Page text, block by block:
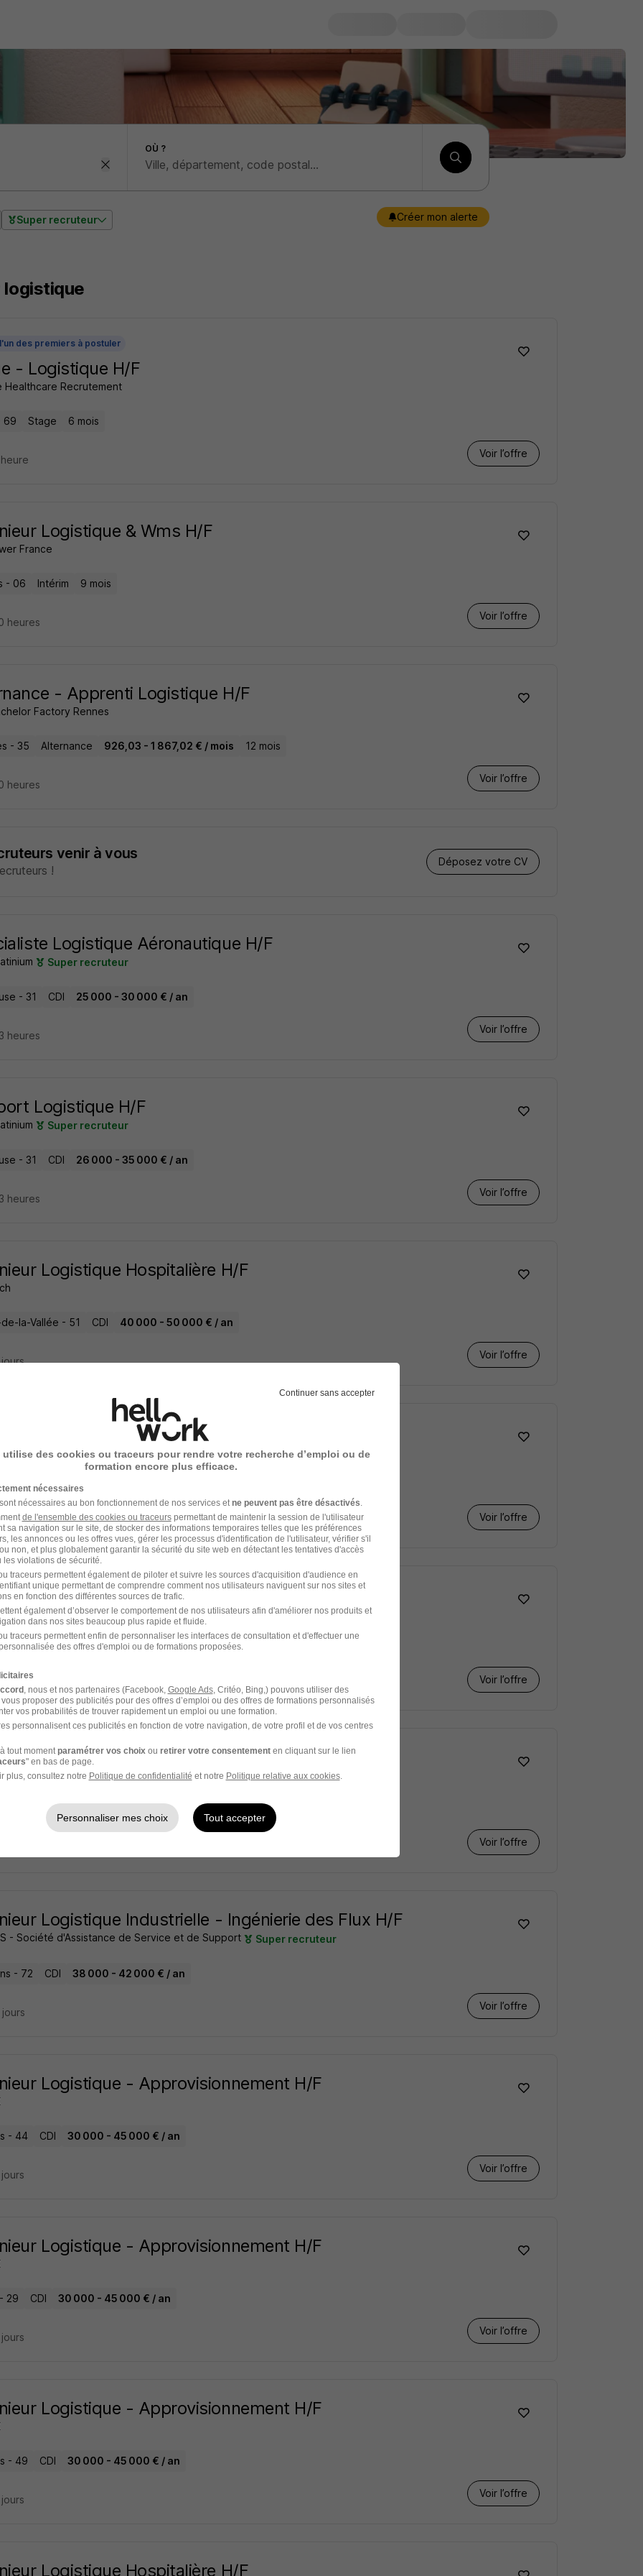
OÙ ?
Super recruteur Créer mon alerte
logistique
des premiers à postuler
- Logistique H/F
Healthcare Recrutement
69 Stage 6 mois
Voir l’offre
Logistique & Wms H/F
France
- 06 Intérim 9 mois
Voir l’offre
heures
- Apprenti Logistique H/F
Factory Rennes
- 35 Alternance 926,03 - 1 867,02 € / mois 12 mois
Voir l’offre
heures
venir à vous
!
Déposez votre CV
Logistique Aéronautique H/F
Super recruteur
- 31 CDI 25 000 - 30 000 € / an
Voir l’offre
heures
Logistique H/F
Super recruteur
- 31 CDI 26 000 - 35 000 € / an
Voir l’offre
heures
Logistique Hospitalière H/F
la-Vallée - 51 CDI 40 000 - 50 000 € / an
Voir l’offre
Logistique Hospitalière H/F
- 17 CDI 40 000 - 50 000 € / an
Voir l’offre
Ingénierie Logistique H/F
Fallavier - 38 CDI 3 000 - 3 300 € / mois
Voir l’offre
Logistique H/F
professional
Intérim 6 mois
Voir l’offre
Logistique Industrielle - Ingénierie des Flux H/F
- Société d'Assistance de Service et de Support Super recruteur
- 72 CDI 38 000 - 42 000 € / an
Voir l’offre
Logistique - Approvisionnement H/F
- 44 CDI 30 000 - 45 000 € / an
Voir l’offre
Logistique - Approvisionnement H/F
29 CDI 30 000 - 45 000 € / an
Voir l’offre
Logistique - Approvisionnement H/F
- 49 CDI 30 000 - 45 000 € / an
Voir l’offre
Logistique Hospitalière H/F
Continuer sans accepter
utilise des cookies ou traceurs pour rendre votre recherche d’emploi ou de
formation encore plus efficace.
nécessaires
nécessaires au bon fonctionnement de nos services et ne peuvent pas être désactivés
de l'ensemble des cookies ou traceurspermettant de maintenir la session de l'utilisateur
sa navigation sur le site, de stocker des informations temporaires telles que les préférences
les annonces ou les offres vues, gérer les processus d'identification de l'utilisateur, vérifier s'il
non, et plus globalement garantir la sécurité du site web en détectant les tentatives d'accès
violations de sécurité.
traceurs permettent également de piloter et suivre les sources d'acquisition d'audience en
unique permettant de comprendre comment nos utilisateurs naviguent sur nos sites et
en fonction des différentes sources de trafic.
également d’observer le comportement de nos utilisateurs afin d'améliorer nos produits et
dans nos sites beaucoup plus rapide et fluide.
traceurs permettent enfin de personnaliser les interfaces de consultation et d'effectuer une
des offres d'emploi ou de formations proposées.
, nous et nos partenaires (Facebook, Google Ads, Critéo, Bing,) pouvons utiliser des
proposer des publicités pour des offres d’emploi ou des offres de formations personnalisés
vos probabilités de trouver rapidement un emploi ou une formation.
personnalisent ces publicités en fonction de votre navigation, de votre profil et de vos centres
tout moment paramétrer vos choix ou retirer votre consentementen cliquant sur le lien
" en bas de page.
plus, consultez notre Politique de confidentialité et notre Politique relative aux cookies.
Personnaliser mes choix Tout accepter